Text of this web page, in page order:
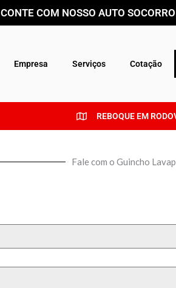
CONTE COM NOSSO AUTO
Empresa Serviços Cotação
REBOQUE EM
Fale com o Guincho